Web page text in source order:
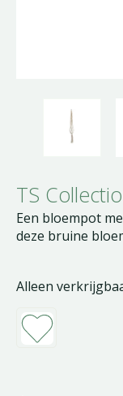
TS
Een bloempot
deze bruine
Alleen